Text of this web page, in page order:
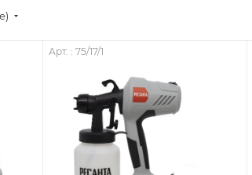
Арт. : 75/17/1